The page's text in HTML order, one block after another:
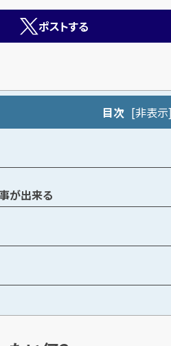
ポストする
目次 [非表示]
が出来る